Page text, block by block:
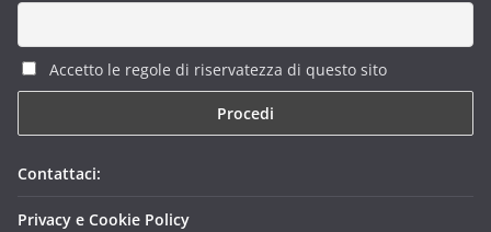
Accetto le regole di riservatezza di questo sito
Contattaci:
Privacy e Cookie Policy